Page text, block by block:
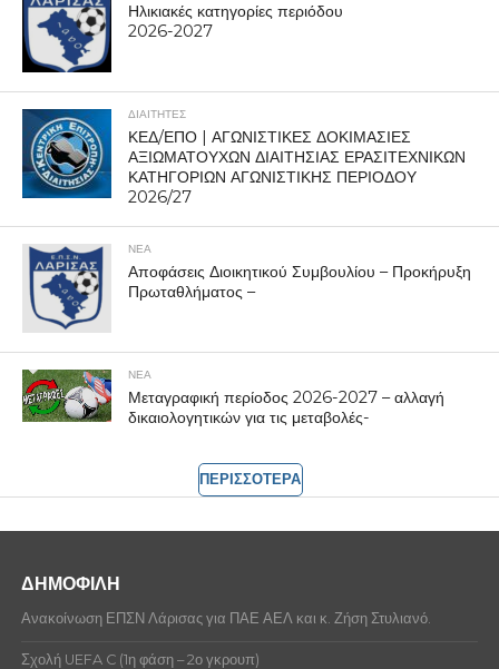
Ηλικιακές κατηγορίες περιόδου
2026-2027
ΔΙΑΙΤΗΤΕΣ
ΚΕΔ/ΕΠΟ | ΑΓΩΝΙΣΤΙΚΕΣ ΔΟΚΙΜΑΣΙΕΣ
ΑΞΙΩΜΑΤΟΥΧΩΝ ΔΙΑΙΤΗΣΙΑΣ ΕΡΑΣΙΤΕΧΝΙΚΩΝ
ΚΑΤΗΓΟΡΙΩΝ ΑΓΩΝΙΣΤΙΚΗΣ ΠΕΡΙΟΔΟΥ
2026/27
ΝΕΑ
Αποφάσεις Διοικητικού Συμβουλίου – Προκήρυξη
Πρωταθλήματος –
ΝΕΑ
Μεταγραφική περίοδος 2026-2027 – αλλαγή
δικαιολογητικών για τις μεταβολές-
ΠΕΡΙΣΣΟΤΕΡΑ
ΔΗΜΟΦΙΛΗ
Ανακοίνωση ΕΠΣΝ Λάρισας για ΠΑΕ ΑΕΛ και κ. Ζήση Στυλιανό.
Σχολή UEFA C (1η φάση – 2ο γκρουπ)